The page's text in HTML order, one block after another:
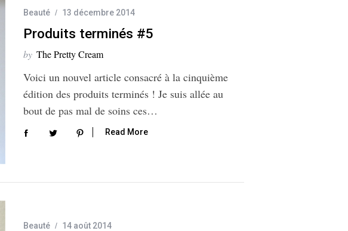
Beauté 13 décembre 2014
Produits terminés #5
by The Pretty Cream
Voici un nouvel article consacré à la cinquième
édition des produits terminés ! Je suis allée au
bout de pas mal de soins ces…
Read More
Beauté 14 août 2014